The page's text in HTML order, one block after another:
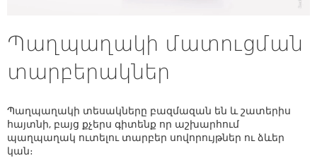
Պաղպաղակի մատուցման
տարբերակներ
Պաղպաղակի տեսակները բազմազան են և շատերիս
հայտնի, բայց քչերս գիտենք որ աշխարհում
պաղպաղակ ուտելու տարբեր սովորույթներ ու ձևեր
կան։